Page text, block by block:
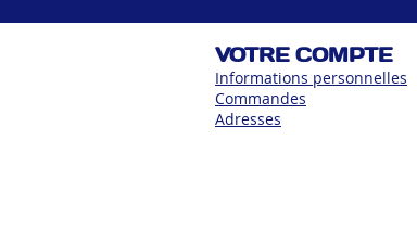
VOTRE COMPTE
Informations personnelles
Commandes
Adresses